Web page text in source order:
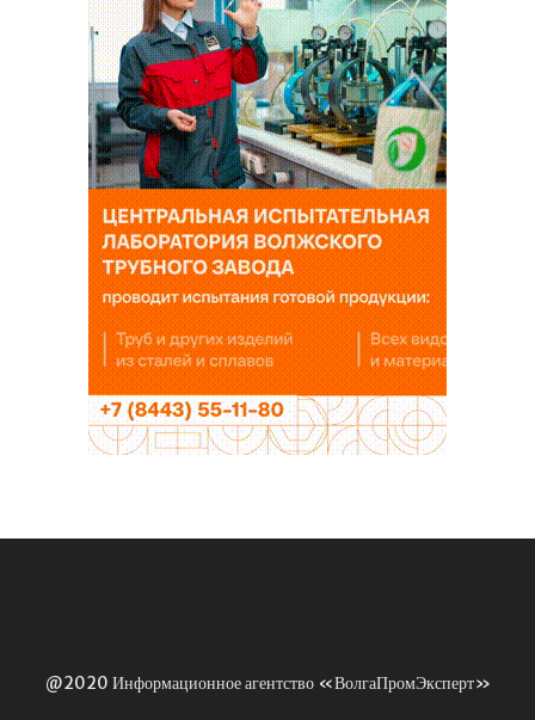
@2020 Информационное агентство «ВолгаПромЭксперт»